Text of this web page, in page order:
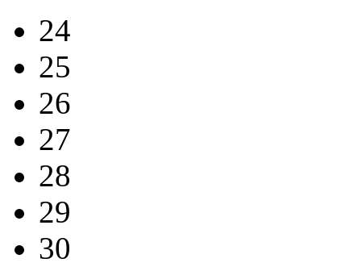
24
25
26
27
28
29
30